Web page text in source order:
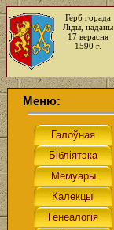
Герб горада
Ліды, наданы
17 верасня
1590 г.
Меню: